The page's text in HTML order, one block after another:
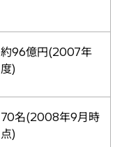
約96億円(2007年
度)
70名(2008年9月時
点)